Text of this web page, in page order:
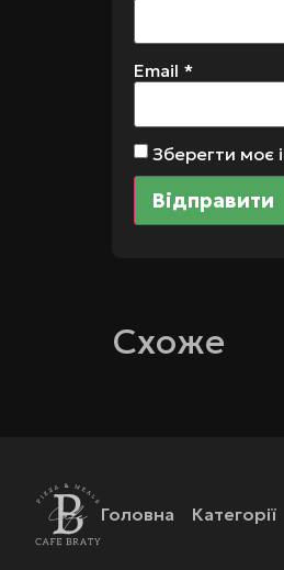
Email *
Зберегти моє
Схоже
Головна Категорії